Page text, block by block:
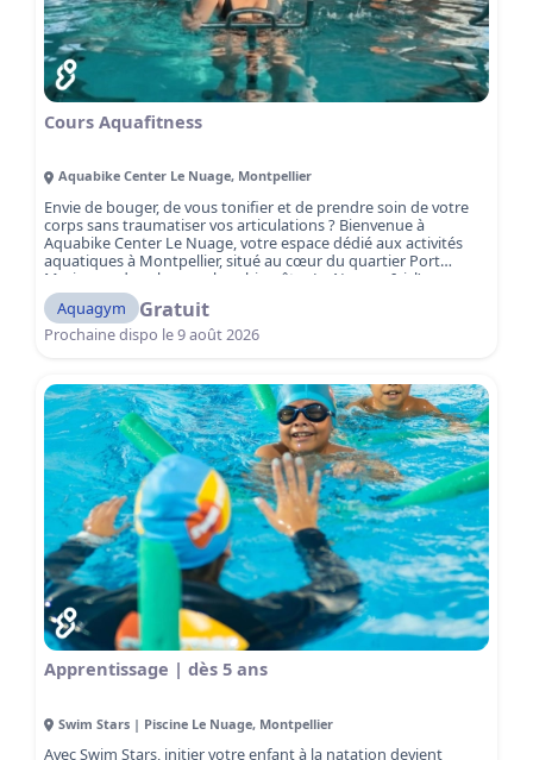
Cours Aquafitness
Aquabike Center Le Nuage, Montpellier
Envie de bouger, de vous tonifier et de prendre soin de votre
corps sans traumatiser vos articulations ? Bienvenue à
Aquabike Center Le Nuage, votre espace dédié aux activités
aquatiques à Montpellier, situé au cœur du quartier Port
Marianne, dans le complexe bien-être Le Nuage. Ici, l’eau
devient votre meilleur allié pour vous remettre en forme, vous
tonifier et vous dépasser, sans impact sur les articulations,
dans un cadre moderne, lumineux et inspirant. Aquabike,
aquagym ou aquamix : trois façons de bouger dans l’eau et de
débutant·e, sportif·ve confirmé·e ou en reprise d’activité, nos
séances sont pensées pour s’adapter à tous les niveaux et à
tous les objectifs.
Aquagym Gratuit
Prochaine dispo le9 août 2026
Apprentissage | dès 5 ans
Swim Stars | Piscine Le Nuage, Montpellier
Avec Swim Stars, initier votre enfant à la natation devient